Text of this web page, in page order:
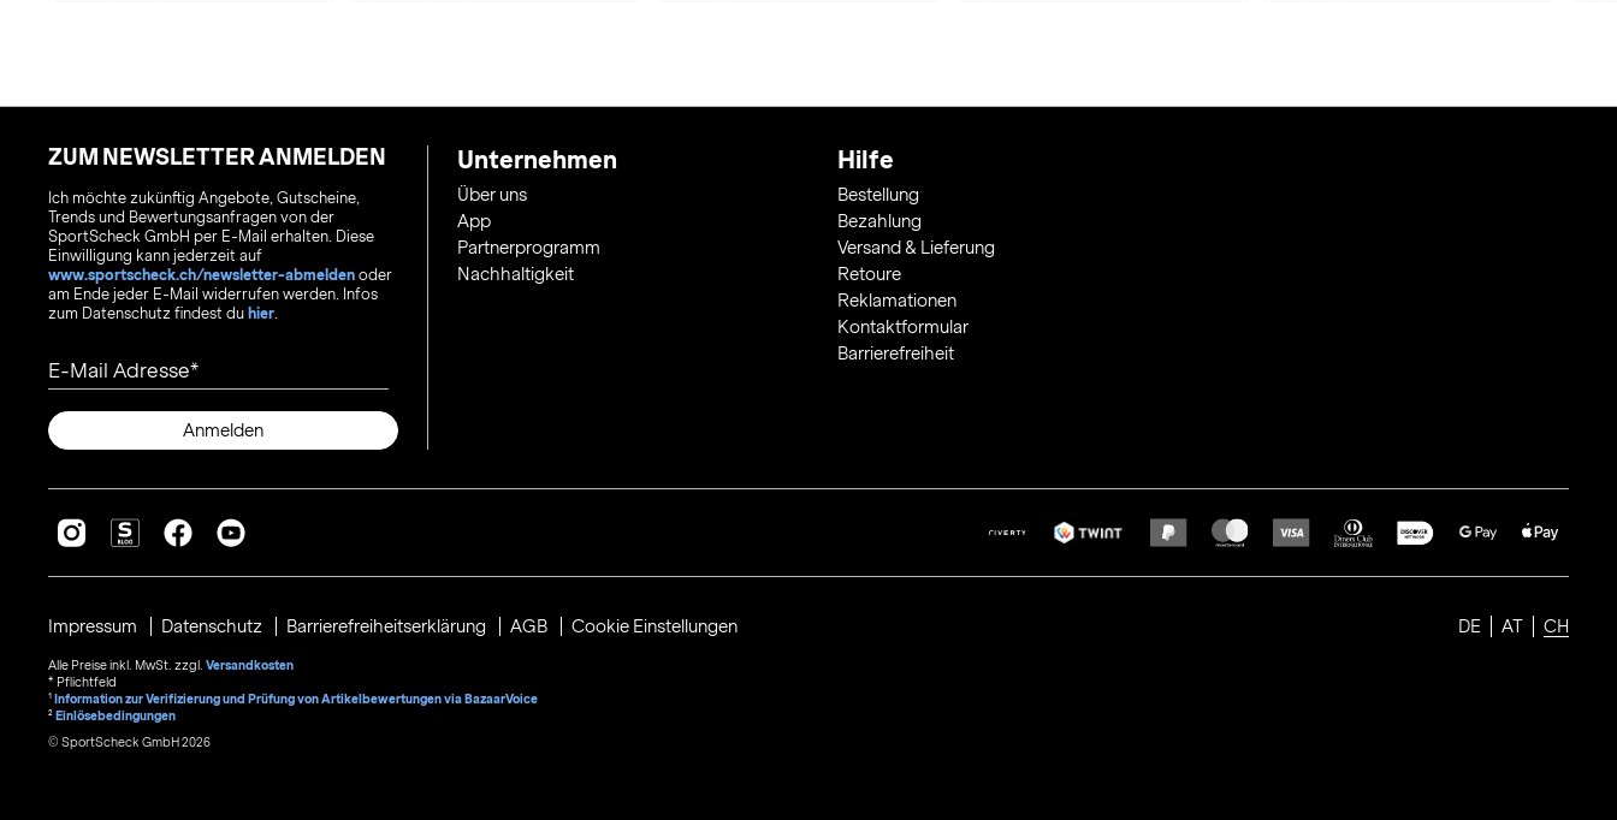
ZUM NEWSLETTER ANMELDEN
Ich möchte zukünftig Angebote, Gutscheine,
Trends und Bewertungsanfragen von der
SportScheck GmbH per E-Mail erhalten. Diese
Einwilligung kann jederzeit auf
www.sportscheck.ch/newsletter-abmelden oder
am Ende jeder E-Mail widerrufen werden. Infos
zum Datenschutz findest du hier.
E-Mail Adresse
Anmelden
Unternehmen
Über uns
App
Partnerprogramm
Nachhaltigkeit
Hilfe
Bestellung
Bezahlung
Versand & Lieferung
Retoure
Reklamationen
Kontaktformular
Barrierefreiheit
DE AT CH
Impressum Datenschutz Barrierefreiheitserklärung AGB Cookie Einstellungen
Alle Preise inkl. MwSt. zzgl. Versandkosten
* Pflichtfeld
1 Information zur Verifizierung und Prüfung von Artikelbewertungen via BazaarVoice
² Einlösebedingungen
© SportScheck GmbH 2026